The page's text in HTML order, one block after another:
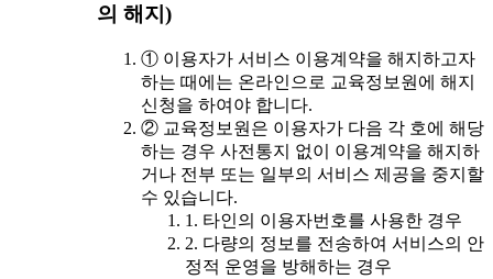
의 해지)
① 이용자가 서비스 이용계약을 해지하고자
하는 때에는 온라인으로 교육정보원에 해지
신청을 하여야 합니다.
② 교육정보원은 이용자가 다음 각 호에 해당
하는 경우 사전통지 없이 이용계약을 해지하
거나 전부 또는 일부의 서비스 제공을 중지할
수 있습니다.
1. 타인의 이용자번호를 사용한 경우
2. 다량의 정보를 전송하여 서비스의 안
정적 운영을 방해하는 경우